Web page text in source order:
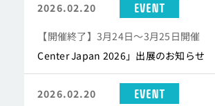
2026.02.20
【開催終了】3月24日～3月25日開催
Center Japan 2026」出展のお知らせ
2026.02.20